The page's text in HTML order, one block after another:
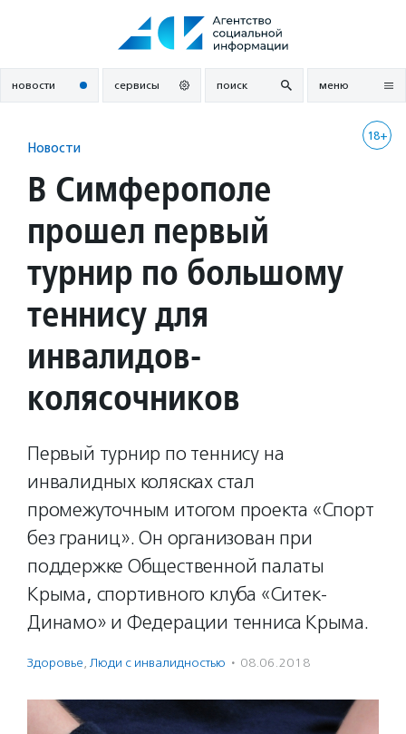
новости сервисы поиск меню
18+
Новости
В Симферополе
прошел первый
турнир по большому
теннису для
инвалидов-
колясочников
Первый турнир по теннису на
инвалидных колясках стал
промежуточным итогом проекта «Спорт
без границ». Он организован при
поддержке Общественной палаты
Крыма, спортивного клуба «Ситек-
Динамо» и Федерации тенниса Крыма.
Здоровье, Люди с инвалидностью · 08.06.2018